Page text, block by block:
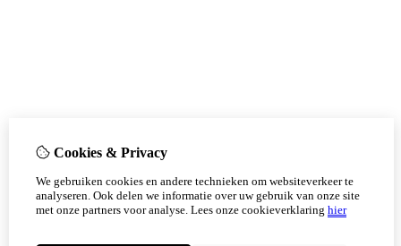
Cookies & Privacy
We gebruiken cookies en andere technieken om websiteverkeer te
analyseren. Ook delen we informatie over uw gebruik van onze site
met onze partners voor analyse. Lees onze cookieverklaring hier